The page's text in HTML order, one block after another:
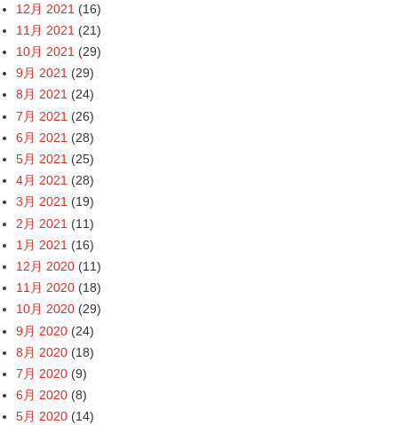
12月 2021 (16)
11月 2021 (21)
10月 2021 (29)
9月 2021 (29)
8月 2021 (24)
7月 2021 (26)
6月 2021 (28)
5月 2021 (25)
4月 2021 (28)
3月 2021 (19)
2月 2021 (11)
1月 2021 (16)
12月 2020 (11)
11月 2020 (18)
10月 2020 (29)
9月 2020 (24)
8月 2020 (18)
7月 2020 (9)
6月 2020 (8)
5月 2020 (14)